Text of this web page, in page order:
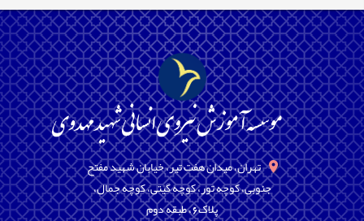
تهران، میدان هفت تیر، خیابان شهید مفتح
جنوبی، کوچه تور، کوچه گیتی، کوچه جمال،
پلاک6، طبقه دوم